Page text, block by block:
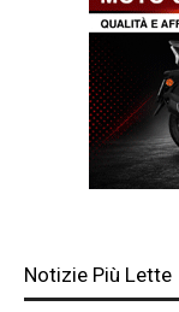
Notizie Più Lette